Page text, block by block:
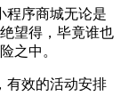
序商城无论是
望得，毕竟谁也
之中。
效的活动安排